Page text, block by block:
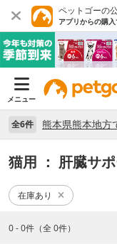
ペットゴーの
アプリからの購
メニュー
全6件
猫用 ： 肝臓サ
在庫あり
0 - 0件（全 0件）